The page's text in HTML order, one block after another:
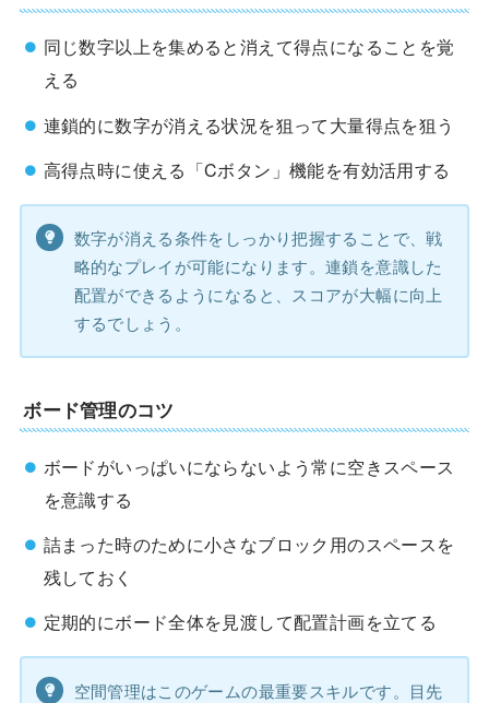
同じ数字以上を集めると消えて得点になることを覚
える
連鎖的に数字が消える状況を狙って大量得点を狙う
高得点時に使える「Cボタン」機能を有効活用する
数字が消える条件をしっかり把握することで、戦
略的なプレイが可能になります。連鎖を意識した
配置ができるようになると、スコアが大幅に向上
するでしょう。
ボード管理のコツ
ボードがいっぱいにならないよう常に空きスペース
を意識する
詰まった時のために小さなブロック用のスペースを
残しておく
定期的にボード全体を見渡して配置計画を立てる
空間管理はこのゲームの最重要スキルです。目先